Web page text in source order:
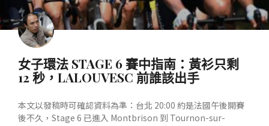
女子環法 STAGE 6 賽中指南：黃衫只剩
12 秒，LALOUVESC 前誰該出手
本文以發稿時可確認資料為準：台北 20:00 約是法國午後開賽
後不久，Stage 6 已進入 Montbrison 到 Tournon-sur-